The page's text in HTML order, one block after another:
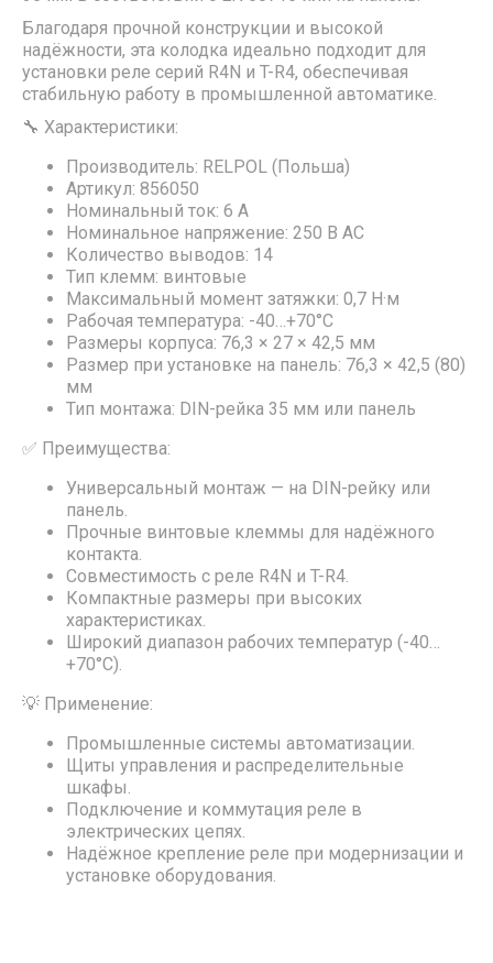
Благодаря прочной конструкции и высокой
надёжности, эта колодка идеально подходит для
установки реле серий R4N и T-R4, обеспечивая
стабильную работу в промышленной автоматике.
🔧 Характеристики:
Производитель: RELPOL (Польша)
Артикул: 856050
Номинальный ток: 6 А
Номинальное напряжение: 250 В AC
Количество выводов: 14
Тип клемм: винтовые
Максимальный момент затяжки: 0,7 Н·м
Рабочая температура: -40…+70°C
Размеры корпуса: 76,3 × 27 × 42,5 мм
Размер при установке на панель: 76,3 × 42,5 (80)
мм
Тип монтажа: DIN-рейка 35 мм или панель
✅ Преимущества:
Универсальный монтаж — на DIN-рейку или
панель.
Прочные винтовые клеммы для надёжного
контакта.
Совместимость с реле R4N и T-R4.
Компактные размеры при высоких
характеристиках.
Широкий диапазон рабочих температур (-40…
+70°C).
💡 Применение:
Промышленные системы автоматизации.
Щиты управления и распределительные
шкафы.
Подключение и коммутация реле в
электрических цепях.
Надёжное крепление реле при модернизации и
установке оборудования.